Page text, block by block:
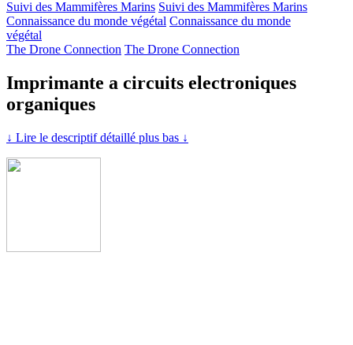
Suivi des Mammifères Marins Suivi des Mammifères Marins
Connaissance du monde végétal Connaissance du monde
végétal
The Drone Connection The Drone Connection
Imprimante a circuits electroniques
organiques
↓ Lire le descriptif détaillé plus bas ↓